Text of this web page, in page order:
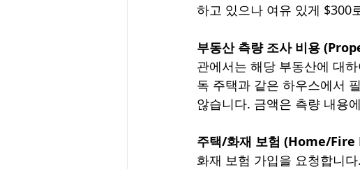
하고 있으나 여유 있게 $300
부동산 측량 조사 비용
관에서는 해당 부동산에 대
독 주택과 같은 하우스에서
않습니다. 금액은 측량 내용
주택/화재 보험 (Home/
화재 보험 가입을 요청합니